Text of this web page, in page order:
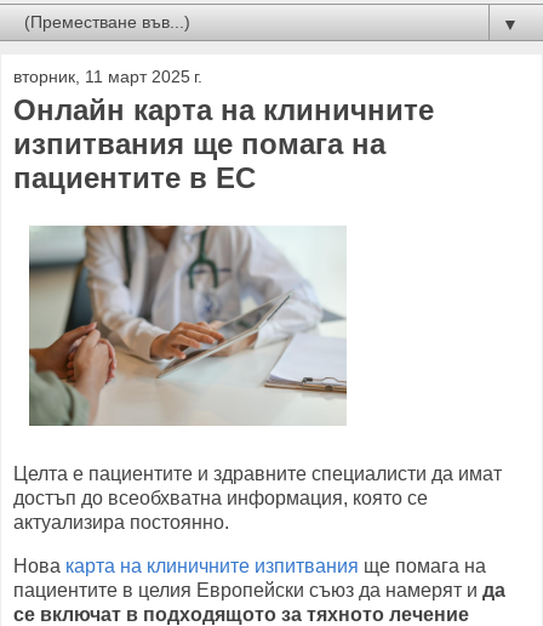
▼
вторник, 11 март 2025 г.
Онлайн карта на клиничните
изпитвания ще помага на
пациентите в ЕС
Целта е пациентите и здравните специалисти да имат
достъп до всеобхватна информация, която се
актуализира постоянно.
Нова карта на клиничните изпитвания ще помага на
пациентите в целия Европейски съюз да намерят и да
се включат в подходящото за тяхното лечение